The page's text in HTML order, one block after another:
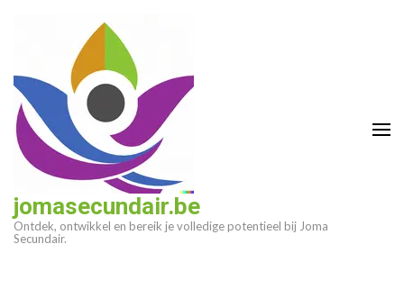
(druk
enter)
jomasecundair.be
Ontdek, ontwikkel en bereik je volledige potentieel bij Joma
Secundair.